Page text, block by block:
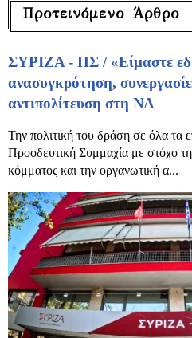
Προτεινόμενο Άρθρο
ΣΥΡΙΖΑ - ΠΣ / «Είμαστε
ανασυγκρότηση,
αντιπολίτευση στη ΝΔ
Την πολιτική του δράση σε όλα τα
Προοδευτική Συμμαχία με στόχο
κόμματος και την οργανωτική α...